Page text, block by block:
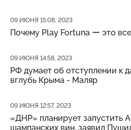
Дата публикации
09 ИЮНЯ 15:08, 2023
Почему Play Fortuna ー это
Дата публикации
09 ИЮНЯ 14:58, 2023
РФ думает об отступлении к
вглубь Крыма - Маляр
Дата публикации
09 ИЮНЯ 12:57, 2023
«ДНР» планирует запустить
шампанских вин, заявил